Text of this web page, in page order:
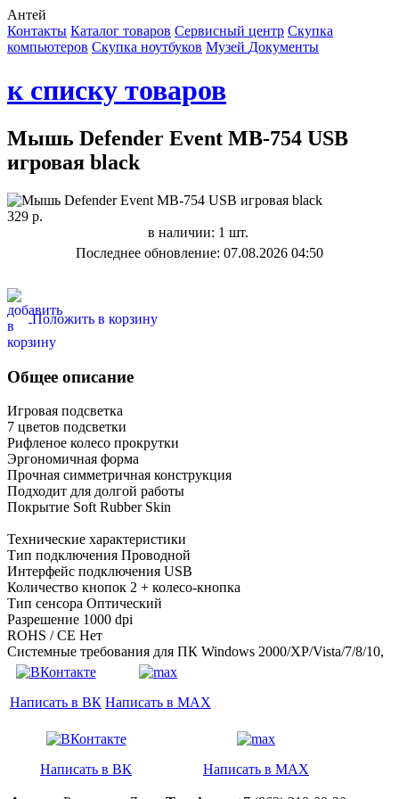
Антей
Контакты Каталог товаров Сервисный центр Cкупка
компьютеров Cкупка ноутбуков Музей Документы
к списку товаров
Мышь Defender Event MB-754 USB
игровая black
329 р.
в наличии: 1 шт.
Последнее обновление: 07.08.2026 04:50
Положить в корзину
Общее описание
Игровая подсветка
7 цветов подсветки
Рифленое колесо прокрутки
Эргономичная форма
Прочная симметричная конструкция
Подходит для долгой работы
Покрытие Soft Rubber Skin
Технические характеристики
Тип подключения Проводной
Интерфейс подключения USB
Количество кнопок 2 + колесо-кнопка
Тип сенсора Оптический
Разрешение 1000 dpi
ROHS / CE Нет
Системные требования для ПК Windows 2000/XP/Vista/7/8/10,
Написать в ВК Написать в MAX
Написать в ВК Написать в MAX